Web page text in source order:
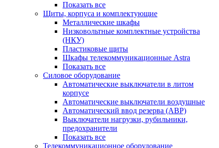
Показать все
Щиты, корпуса и комплектующие
Металлические шкафы
Низковольтные комплектные устройства
(НКУ)
Пластиковые щиты
Шкафы телекоммуникационные Astra
Показать все
Силовое оборудование
Автоматические выключатели в литом
корпусе
Автоматические выключатели воздушные
Автоматический ввод резерва (АВР)
Выключатели нагрузки, рубильники,
предохранители
Показать все
Телекоммуникационное оборудование